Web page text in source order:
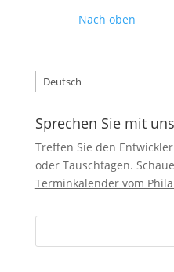
Nach oben
Sprache
auswählen
Sprechen Sie mit uns
Treffen Sie den
oder Tauschtagen.
Terminkalender vom